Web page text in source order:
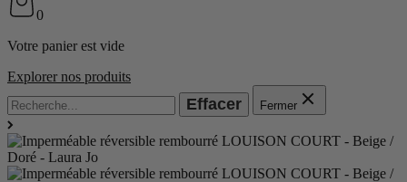
0
Votre panier est vide
Explorer nos produits
Effacer Fermer